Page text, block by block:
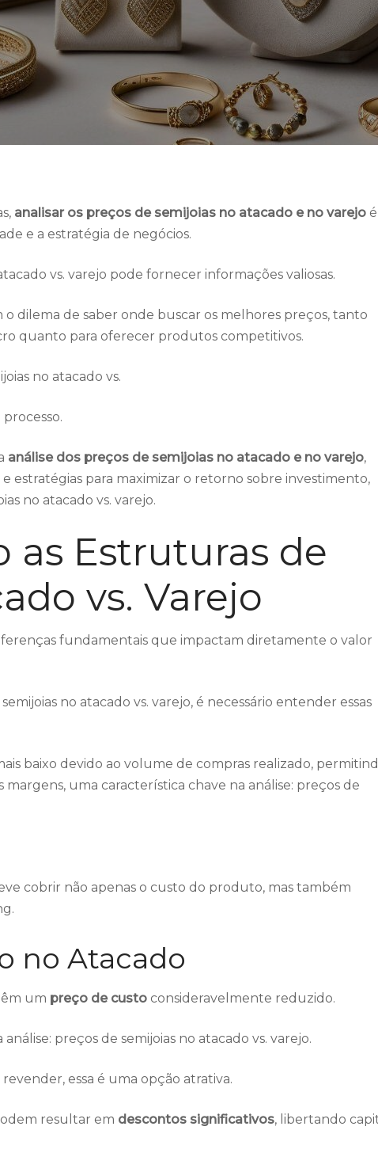
analisar os preços de semijoias no atacado e no varejo é
e a estratégia de negócios.
vs. varejo pode fornecer informações valiosas.
dilema de saber onde buscar os melhores preços, tanto
quanto para oferecer produtos competitivos.
no atacado vs.
análise dos preços de semijoias no atacado e no varejo,
estratégias para maximizar o retorno sobre investimento,
no atacado vs. varejo.
as Estruturas de
vs. Varejo
fundamentais que impactam diretamente o valor
no atacado vs. varejo, é necessário entender essas
baixo devido ao volume de compras realizado,
uma característica chave na análise: preços de
cobrir não apenas o custo do produto, mas também
no Atacado
um preço de custo consideravelmente reduzido.
preços de semijoias no atacado vs. varejo.
essa é uma opção atrativa.
resultar em descontos significativos, libertando